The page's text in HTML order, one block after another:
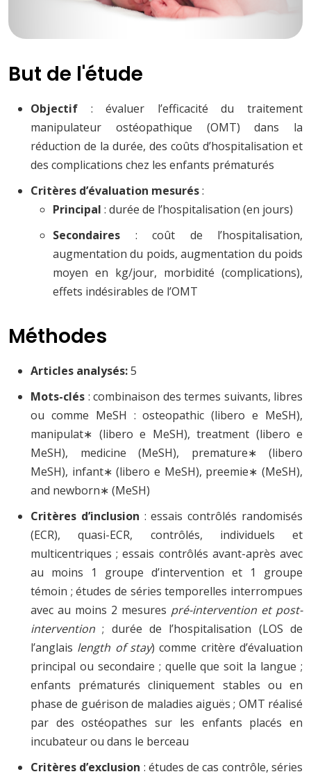
But de l'étude
Objectif : évaluer l’efficacité du traitement
manipulateur ostéopathique (OMT) dans la
réduction de la durée, des coûts d’hospitalisation et
des complications chez les enfants prématurés
Critères d’évaluation mesurés:
Principal : durée de l’hospitalisation (en jours)
Secondaires : coût de l’hospitalisation,
augmentation du poids, augmentation du poids
moyen en kg/jour, morbidité (complications),
effets indésirables de l’OMT
Méthodes
Articles analysés:5
Mots-clés : combinaison des termes suivants, libres
ou comme MeSH : osteopathic (libero e MeSH),
manipulat∗ (libero e MeSH), treatment (libero e
MeSH), medicine (MeSH), premature∗ (libero
MeSH), infant∗ (libero e MeSH), preemie∗ (MeSH),
and newborn∗ (MeSH)
Critères d’inclusion : essais contrôlés randomisés
(ECR), quasi-ECR, contrôlés, individuels et
multicentriques ; essais contrôlés avant-après avec
au moins 1 groupe d’intervention et 1 groupe
témoin ; études de séries temporelles interrompues
avec au moins 2 mesures pré-intervention et post-
intervention ; durée de l’hospitalisation (LOS de
l’anglais length of stay) comme critère d’évaluation
principal ou secondaire ; quelle que soit la langue ;
enfants prématurés cliniquement stables ou en
phase de guérison de maladies aiguës ; OMT réalisé
par des ostéopathes sur les enfants placés en
incubateur ou dans le berceau
Critères d’exclusion : études de cas contrôle, séries